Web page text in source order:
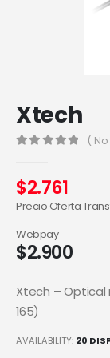
Xtech
(
$2.761
Precio Oferta
$2.900
Webpay
Xtech – Optical
165)
AVAILABILITY: 20